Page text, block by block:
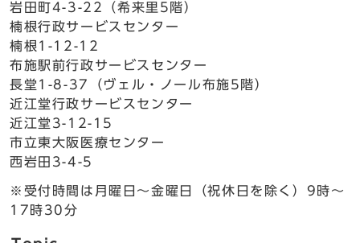
岩田町4-3-22（希来里5階）
楠根行政サービスセンター
楠根1-12-12
布施駅前行政サービスセンター
長堂1-8-37（ヴェル・ノール布施5階）
近江堂行政サービスセンター
近江堂3-12-15
市立東大阪医療センター
西岩田3-4-5
※受付時間は月曜日～金曜日（祝休日を除く）9時～
17時30分